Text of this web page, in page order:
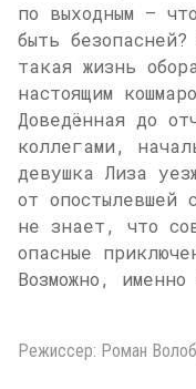
по выходным —
быть
такая жизнь
настоящим
Доведённая до
коллегами,
девушка Лиза
от опостылевшей
не знает, что
опасные
Возможно,
Режиссер: Роман